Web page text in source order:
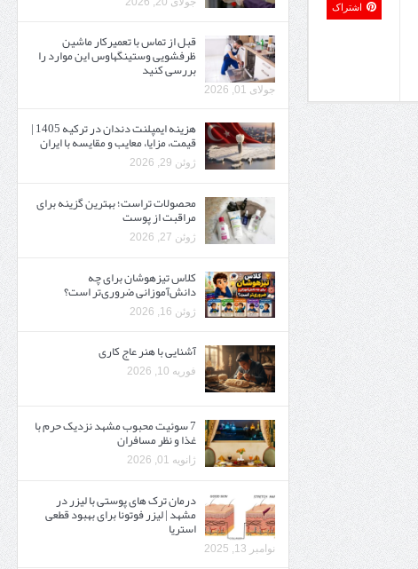
اشتراک
قبل از تماس با تعمیرکار ماشین
ظرفشویی وستینگهاوس این موارد را
بررسی کنید
جولای 01, 2026
هزینه ایمپلنت دندان در ترکیه 1405 |
قیمت، مزایا، معایب و مقایسه با ایران
ژوئن 29, 2026
محصولات تراست؛ بهترین گزینه برای
مراقبت از پوست
ژوئن 27, 2026
کلاس تیزهوشان برای چه
دانش‌آموزانی ضروری‌تر است؟
ژوئن 16, 2026
آشنایی با هنر عاج کاری
فوریه 10, 2026
7 سوئیت محبوب مشهد نزدیک حرم با
غذا و نظر مسافران
ژانویه 01, 2026
درمان ترک های پوستی با لیزر در
مشهد | لیزر فوتونا برای بهبود قطعی
استریا
نوامبر 13, 2025